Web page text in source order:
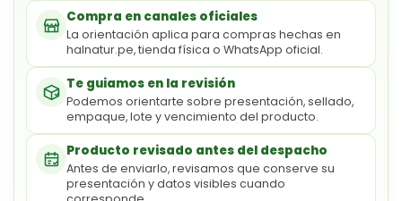
Compra en canales oficiales
La orientación aplica para compras hechas en
halnatur.pe, tienda física o WhatsApp oficial.
Te guiamos en la revisión
Podemos orientarte sobre presentación, sellado,
empaque, lote y vencimiento del producto.
Producto revisado antes del despacho
Antes de enviarlo, revisamos que conserve su
presentación y datos visibles cuando